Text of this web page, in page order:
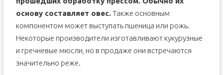
основу составляет овес.Также основным
компонентом может выступать пшеница или рожь.
Некоторые производители изготавливают кукурузные
и гречневые мюсли, но в продаже они встречаются
значительно реже.